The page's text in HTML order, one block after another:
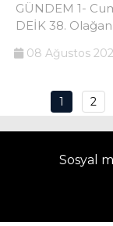
GÜNDEM 1-
DEİK 38.
08 Ağustos
1 2
Sosyal